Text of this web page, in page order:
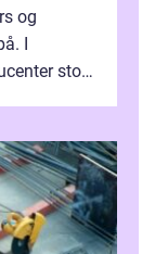
og
I
stort,